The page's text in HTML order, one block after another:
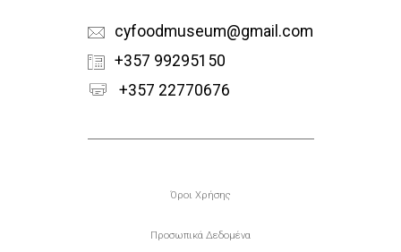
cyfoodmuseum@gmail.com
+357 99295150
+357 22770676
Υποσέλιδο
Όροι Χρήσης
Προσωπικά Δεδομένα